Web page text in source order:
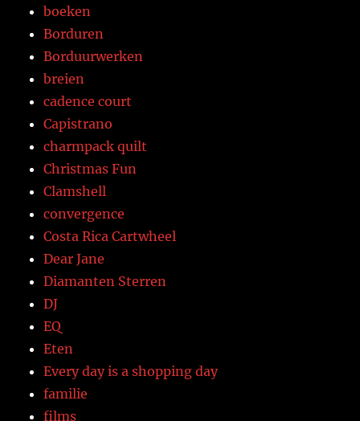
boeken
Borduren
Borduurwerken
breien
cadence court
Capistrano
charmpack quilt
Christmas Fun
Clamshell
convergence
Costa Rica Cartwheel
Dear Jane
Diamanten Sterren
DJ
EQ
Eten
Every day is a shopping day
familie
films